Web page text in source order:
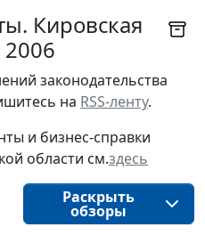
Кировская
2006
законодательства
на RSS-ленту.
и бизнес-справки
области см.здесь
Раскрыть
обзоры